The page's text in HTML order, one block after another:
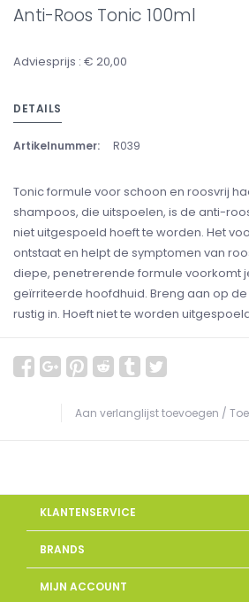
Anti-Roos Tonic 100ml
Adviesprijs : € 20,00
DETAILS
Artikelnummer: R039
Tonic formule voor schoon en roosvrij
shampoos, die uitspoelen, is de anti-
niet uitgespoeld hoeft te worden. Het
ontstaat en helpt de symptomen van
diepe, penetrerende formule voorkomt
geïrriteerde hoofdhuid. Breng aan op
rustig in. Hoeft niet te worden
Aan verlanglijst toevoegen /
KLANTENSERVICE
BRANDS
MIJN ACCOUNT